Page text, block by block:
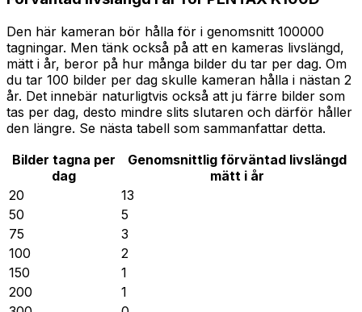
Den här kameran bör hålla för i genomsnitt 100000
tagningar. Men tänk också på att en kameras livslängd,
mätt i år, beror på hur många bilder du tar per dag. Om
du tar 100 bilder per dag skulle kameran hålla i nästan 2
år. Det innebär naturligtvis också att ju färre bilder som
tas per dag, desto mindre slits slutaren och därför håller
den längre. Se nästa tabell som sammanfattar detta.
Bilder tagna per
dag
Genomsnittlig förväntad livslängd
mätt i år
20
13
50
5
75
3
100
2
150
1
200
1